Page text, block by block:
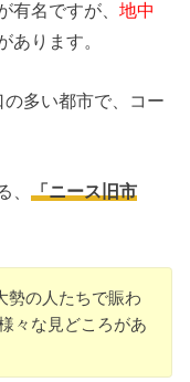
有名ですが、地中
あります。
の多い都市で、コー
、「ニース旧市
勢の人たちで賑わ
々な見どころがあ